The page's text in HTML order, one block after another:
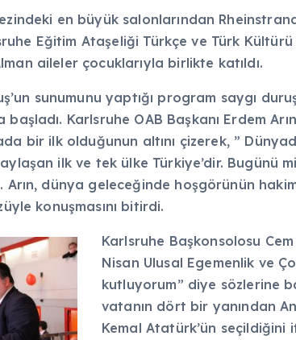
en büyük salonlarından
Eğitim Ataşeliği Türkçe ve Türk
aileler çocuklarıyla birlikte katıldı.
sunumunu yaptığı program saygı
başladı. Karlsruhe OAB Başkanı Erdem
bir ilk olduğunun altını çizerek, ”
ilk ve tek ülke Türkiye’dir. Bugünü
Arın, dünya geleceğinde hoşgörünün
konuşmasını bitirdi.
Karlsruhe Başkonsolosu
Nisan Ulusal Egemenlik ve
kutluyorum” diye sözlerine
vatanın dört bir yanından
Kemal Atatürk’ün seçildiğini